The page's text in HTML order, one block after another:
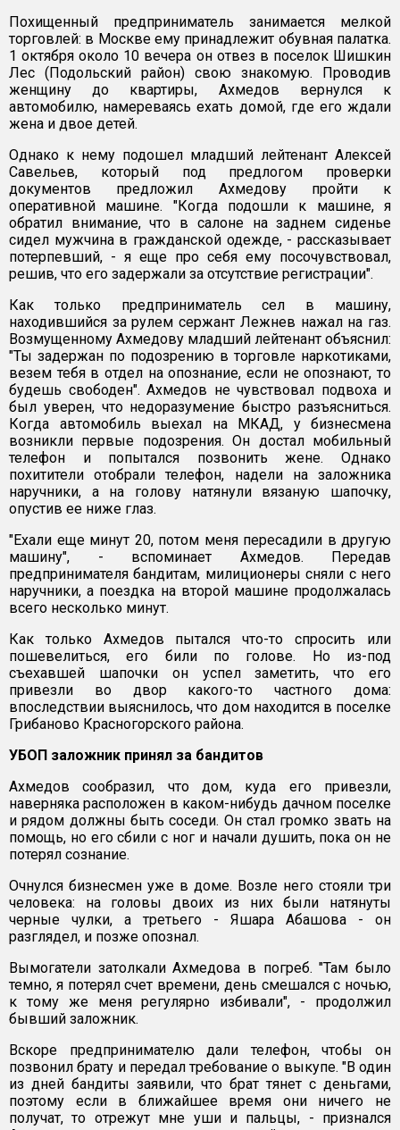
Похищенный предприниматель занимается мелкой
торговлей: в Москве ему принадлежит обувная палатка.
1 октября около 10 вечера он отвез в поселок Шишкин
Лес (Подольский район) свою знакомую. Проводив
женщину до квартиры, Ахмедов вернулся к
автомобилю, намереваясь ехать домой, где его ждали
жена и двое детей.
Однако к нему подошел младший лейтенант Алексей
Савельев, который под предлогом проверки
документов предложил Ахмедову пройти к
оперативной машине. "Когда подошли к машине, я
обратил внимание, что в салоне на заднем сиденье
сидел мужчина в гражданской одежде, - рассказывает
потерпевший, - я еще про себя ему посочувствовал,
решив, что его задержали за отсутствие регистрации".
Как только предприниматель сел в машину,
находившийся за рулем сержант Лежнев нажал на газ.
Возмущенному Ахмедову младший лейтенант объяснил:
"Ты задержан по подозрению в торговле наркотиками,
везем тебя в отдел на опознание, если не опознают, то
будешь свободен". Ахмедов не чувствовал подвоха и
был уверен, что недоразумение быстро разъясниться.
Когда автомобиль выехал на МКАД, у бизнесмена
возникли первые подозрения. Он достал мобильный
телефон и попытался позвонить жене. Однако
похитители отобрали телефон, надели на заложника
наручники, а на голову натянули вязаную шапочку,
опустив ее ниже глаз.
"Ехали еще минут 20, потом меня пересадили в другую
машину", - вспоминает Ахмедов. Передав
предпринимателя бандитам, милиционеры сняли с него
наручники, а поездка на второй машине продолжалась
всего несколько минут.
Как только Ахмедов пытался что-то спросить или
пошевелиться, его били по голове. Но из-под
съехавшей шапочки он успел заметить, что его
привезли во двор какого-то частного дома:
впоследствии выяснилось, что дом находится в поселке
Грибаново Красногорского района.
УБОП заложник принял за бандитов
Ахмедов сообразил, что дом, куда его привезли,
наверняка расположен в каком-нибудь дачном поселке
и рядом должны быть соседи. Он стал громко звать на
помощь, но его сбили с ног и начали душить, пока он не
потерял сознание.
Очнулся бизнесмен уже в доме. Возле него стояли три
человека: на головы двоих из них были натянуты
черные чулки, а третьего - Яшара Абашова - он
разглядел, и позже опознал.
Вымогатели затолкали Ахмедова в погреб. "Там было
темно, я потерял счет времени, день смешался с ночью,
к тому же меня регулярно избивали", - продолжил
бывший заложник.
Вскоре предпринимателю дали телефон, чтобы он
позвонил брату и передал требование о выкупе. "В один
из дней бандиты заявили, что брат тянет с деньгами,
поэтому если в ближайшее время они ничего не
получат, то отрежут мне уши и пальцы, - признался